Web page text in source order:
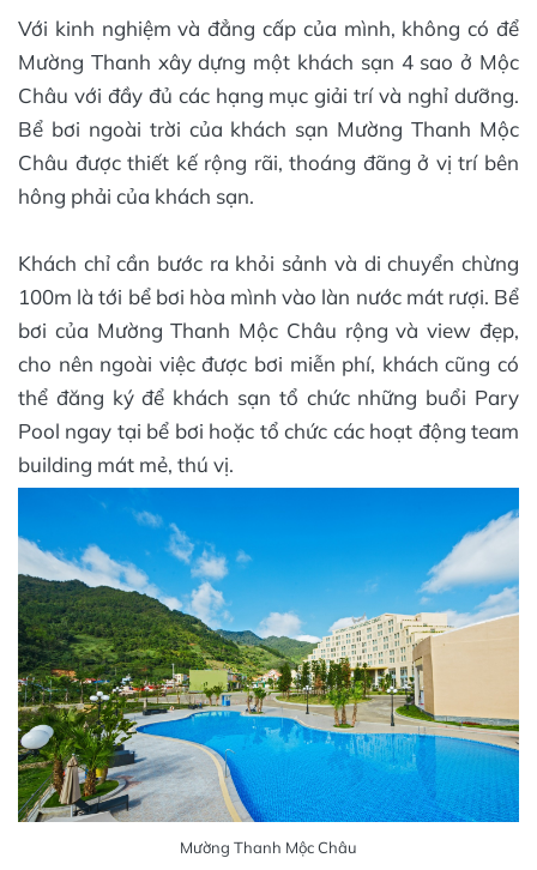
Với kinh nghiệm và đẳng cấp của mình, không có để
Mường Thanh xây dựng một khách sạn 4 sao ở Mộc
Châu với đầy đủ các hạng mục giải trí và nghỉ dưỡng.
Bể bơi ngoài trời của khách sạn Mường Thanh Mộc
Châu được thiết kế rộng rãi, thoáng đãng ở vị trí bên
hông phải của khách sạn.
Khách chỉ cần bước ra khỏi sảnh và di chuyển chừng
100m là tới bể bơi hòa mình vào làn nước mát rượi. Bể
bơi của Mường Thanh Mộc Châu rộng và view đẹp,
cho nên ngoài việc được bơi miễn phí, khách cũng có
thể đăng ký để khách sạn tổ chức những buổi Pary
Pool ngay tại bể bơi hoặc tổ chức các hoạt động team
building mát mẻ, thú vị.
Mường Thanh Mộc Châu